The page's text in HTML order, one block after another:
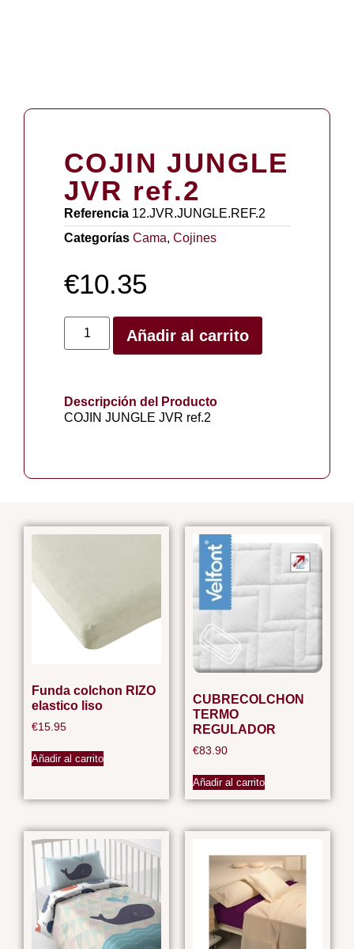
COJIN JUNGLE
JVR ref.2
Referencia 12.JVR.JUNGLE.REF.2
Categorías Cama, Cojines
€10.35
Añadir al carrito
Descripción del Producto
COJIN JUNGLE JVR ref.2
Funda colchon RIZO
elastico liso
€15.95
Añadir al carrito
CUBRECOLCHON
TERMO
REGULADOR
€83.90
Añadir al carrito